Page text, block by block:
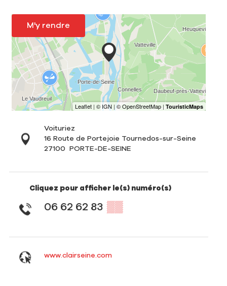
M'y rendre
Voituriez
16 Route de Portejoie Tournedos-sur-Seine
27100
PORTE-DE-SEINE
Cliquez pour afficher le(s) numéro(s)
06 62 62 83 ▒▒
www.clairseine.com